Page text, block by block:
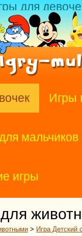
для
Игры
мальчиков
игры
> Игра Детский